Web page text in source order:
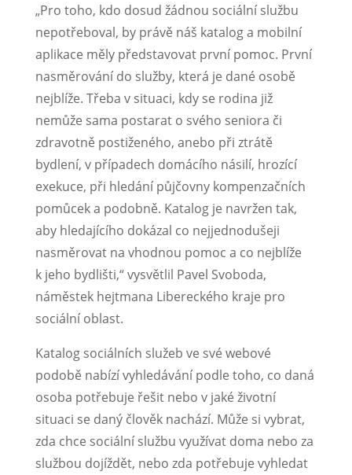
„Pro toho, kdo dosud žádnou sociální službu
nepotřeboval, by právě náš katalog a mobilní
aplikace měly představovat první pomoc. První
nasměrování do služby, která je dané osobě
nejblíže. Třeba v situaci, kdy se rodina již
nemůže sama postarat o svého seniora či
zdravotně postiženého, anebo při ztrátě
bydlení, v případech domácího násilí, hrozící
exekuce, při hledání půjčovny kompenzačních
pomůcek a podobně. Katalog je navržen tak,
aby hledajícího dokázal co nejjednodušeji
nasměrovat na vhodnou pomoc a co nejblíže
k jeho bydlišti,“ vysvětlil Pavel Svoboda,
náměstek hejtmana Libereckého kraje pro
sociální oblast.
Katalog sociálních služeb ve své webové
podobě nabízí vyhledávání podle toho, co daná
osoba potřebuje řešit nebo v jaké životní
situaci se daný člověk nachází. Může si vybrat,
zda chce sociální službu využívat doma nebo za
službou dojíždět, nebo zda potřebuje vyhledat